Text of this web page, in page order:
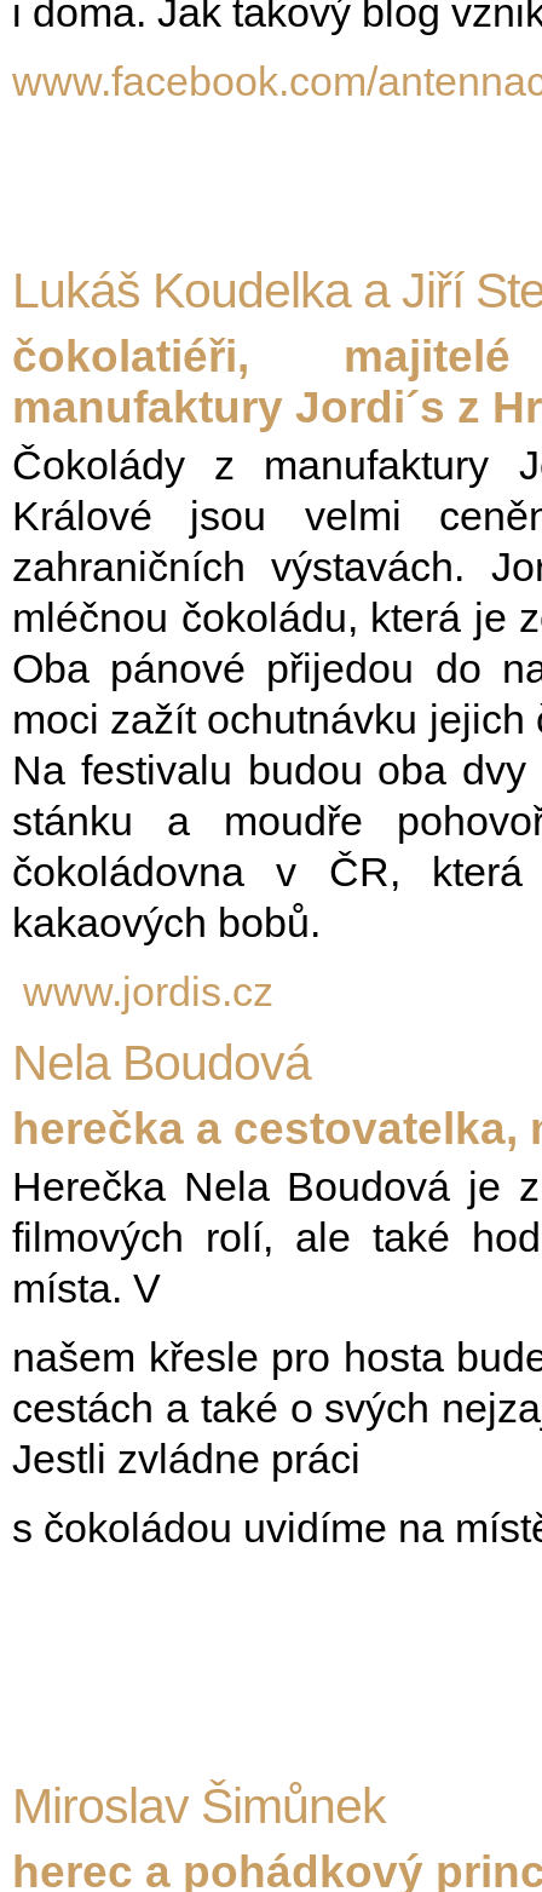
i doma. Jak takový blog
www.facebook.com/
Lukáš Koudelka a Jiří
čokolatiéři,
manufaktury Jordi´s z
Čokolády z manufaktury
Králové jsou velmi
zahraničních výstavách.
mléčnou čokoládu, která je
Oba pánové přijedou do
moci zažít ochutnávku
Na festivalu budou oba
stánku a moudře
čokoládovna v ČR,
kakaových bobů.
www.jordis.cz
Nela Boudová
herečka a
Herečka Nela Boudová je
filmových rolí, ale také
místa. V
našem křesle pro hosta
cestách a také o svých
Jestli zvládne práci
s čokoládou uvidíme na
Miroslav Šimůnek
herec a pohádkový